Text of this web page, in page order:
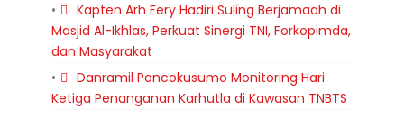
Kapten Arh Fery Hadiri Suling Berjamaah di
Masjid Al-Ikhlas, Perkuat Sinergi TNI, Forkopimda,
dan Masyarakat
Danramil Poncokusumo Monitoring Hari
Ketiga Penanganan Karhutla di Kawasan TNBTS